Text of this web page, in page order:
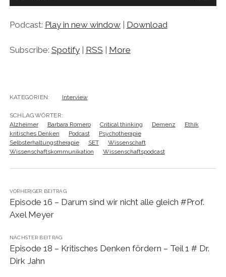
Podcast: Play in new window| Download
Subscribe: Spotify| RSS | More
KATEGORIEN: Interview
SCHLAGWÖRTER:
Alzheimer
Barbara Romero Critical thinking Demenz
Ethik
kritisches Denken
Podcast
Psychotherapie
Selbsterhaltungstherapie
SET
Wissenschaft
Wissenschaftskommunikation
Wissenschaftspodcast
VORHERIGER BEITRAG
Episode 16 – Darum sind wir nicht alle gleich #Prof.
Axel Meyer
NÄCHSTER BEITRAG
Episode 18 – Kritisches Denken fördern – Teil 1 # Dr.
Dirk Jahn